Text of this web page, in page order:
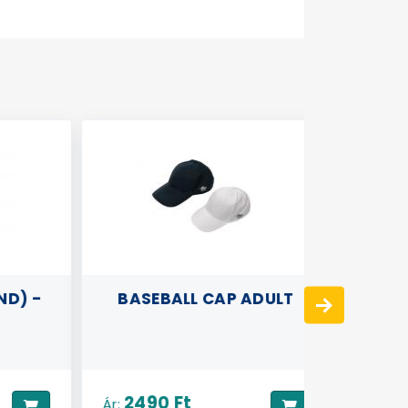
-
BASEBALL CAP ADULT
Ár:2490 Ft